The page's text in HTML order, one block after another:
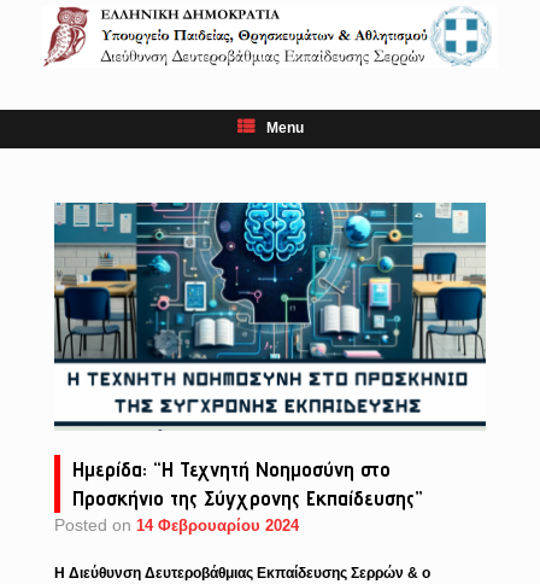
content
Menu
Ημερίδα: “Η Τεχνητή Νοημοσύνη στο
Προσκήνιο της Σύγχρονης Εκπαίδευσης”
Posted on 14 Φεβρουαρίου 2024
Η Διεύθυνση Δευτεροβάθμιας Εκπαίδευσης Σερρών & ο